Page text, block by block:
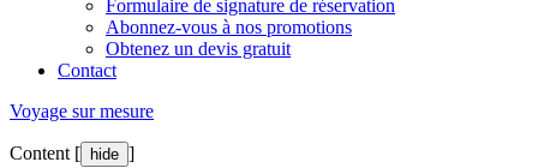
Formulaire de signature de réservation
Abonnez-vous à nos promotions
Obtenez un devis gratuit
Contact
Voyage sur mesure
Content [ hide ]